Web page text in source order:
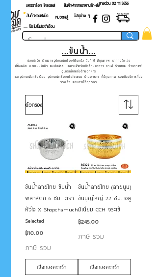
แคตตาล็อก โหลดเลย! สายด่วน 02 ​111 5656
สินค้าฝากขายราคาปลีก-ส่ง
สินค้าชอบชะมัด
หมวดหมู่
วัสดุต่าง ๆ
.... โปรโมชั่นประจำเดือน
...ขันน้ำ...
ชอบชะมัด ร้านขายอุปกรณ์เครื่องใช้ในครัว สินค้าดี มีคุณภาพ ราคาปลีก-ส่ง
มีทั้งผลิต ออกแบบสินค้า และคัดสรร เหมาะสำหรับเปิดร้านอาหาร คาเฟ่ ร้านขนม ร้านกาแฟ
อุปกรณ์ตกแต่งร้านอาหาร
และอุปกรณ์ในครัวเรือน อุปกรณ์เครื่องครัวโรงแรม ร้านอาหาร ที่มีคุณภาพ รวมถึงบริการที่ส่ง
รวดเร็ว สอบถามได้ทุกเวลา
ตัวกรอง
ขันน้ำลายไทย ขันน้ำ
พลาสติก 6 ซม. ตรา
หัวใจ X Shopchamuch
Selected
ราคา
฿10.00
ภาษี รวม
เลือกลงตะกร้า
ขันน้ำลายไทย (ลายนูน)
ขันบุญใหญ่ 22 ซม. อลู
มิเนียม CCH จระเข้
ราคา
฿245.00
ภาษี รวม
เลือกลงตะกร้า